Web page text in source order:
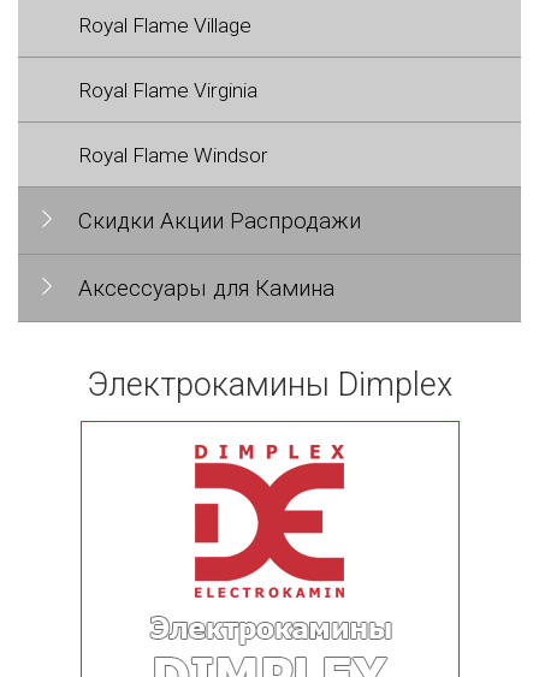
Royal Flame Village
Royal Flame Virginia
Royal Flame Windsor
Скидки Акции Распродажи
Аксессуары для Камина
Электрокамины Dimplex